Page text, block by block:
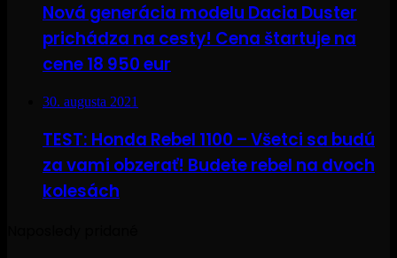
Nová generácia modelu Dacia Duster
prichádza na cesty! Cena štartuje na
cene 18 950 eur
30. augusta 2021
TEST: Honda Rebel 1100 – Všetci sa budú
za vami obzerať! Budete rebel na dvoch
kolesách